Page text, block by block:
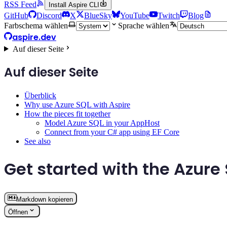
RSS Feed Install Aspire CLI
GitHub Discord X BlueSky YouTube Twitch
Blog
Farbschema wählen
Sprache wählen
aspire.dev
Auf dieser Seite
Auf dieser Seite
Überblick
Why use Azure SQL with Aspire
How the pieces fit together
Model Azure SQL in your AppHost
Connect from your C# app using EF Core
See also
Get started with the Azure
Markdown kopieren
Öffnen